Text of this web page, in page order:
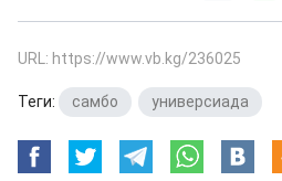
URL: https://www.vb.kg/236025
Теги: самбо универсиада